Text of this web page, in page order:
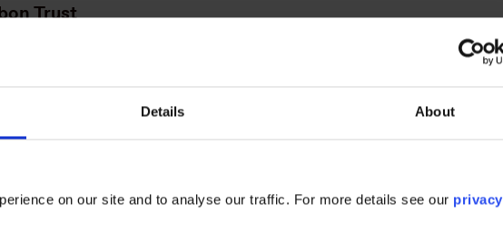
Details About
on our site and to analyse our traffic. For more details see our privacy
Trust